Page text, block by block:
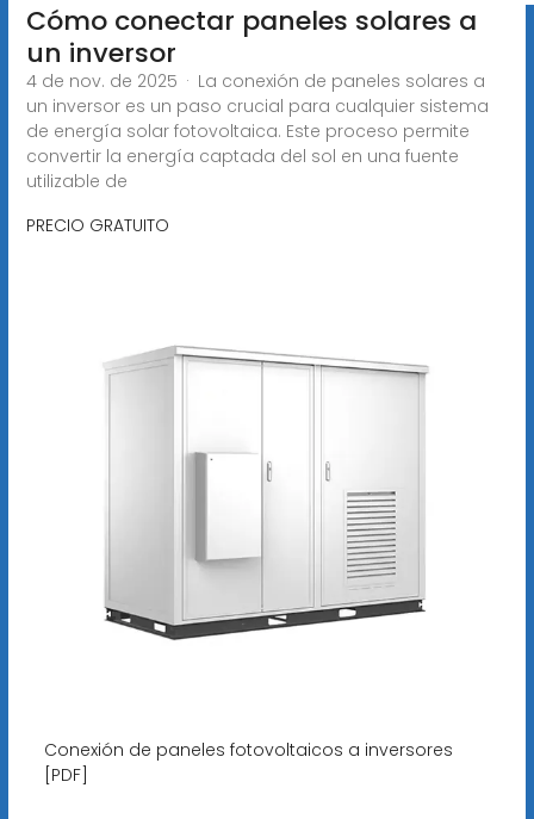
Cómo conectar paneles solares a
un inversor
4 de nov. de 2025 · La conexión de paneles solares a
un inversor es un paso crucial para cualquier sistema
de energía solar fotovoltaica. Este proceso permite
convertir la energía captada del sol en una fuente
utilizable de
PRECIO GRATUITO
Conexión de paneles fotovoltaicos a inversores
[PDF]